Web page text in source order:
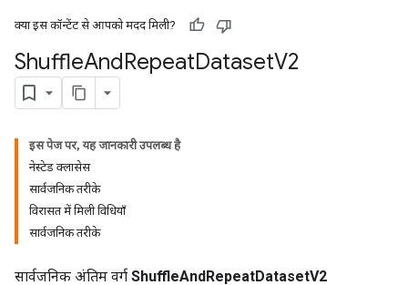
क्या इस कॉन्टेंट से आपको मदद मिली?
ShuffleAndRepeatDatasetV2
इस पेज पर, यह जानकारी उपलब्ध है
नेस्टेड क्लासेस
सार्वजनिक तरीके
विरासत में मिली विधियाँ
सार्वजनिक तरीके
सार्वजनिक अंतिम वर्ग ShuffleAndRepeatDatasetV2